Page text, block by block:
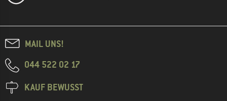
MAIL UNS!
044 522 02 17
KAUF BEWUSST